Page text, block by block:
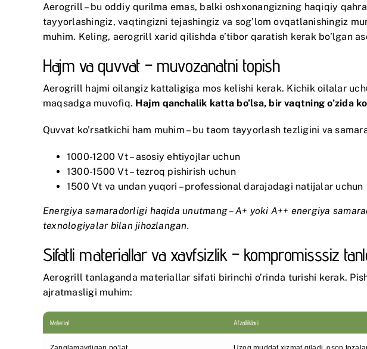
Aerogrill – bu oddiy qurilma emas, balki oshxonangizning haqiqiy
tayyorlashingiz, vaqtingizni tejashingiz va sog’lom ovqatlanishingiz
muhim. Keling, aerogrill xarid qilishda e’tibor qaratish kerak bo’lgan
Hajm va quvvat – muvozanatni topish
Aerogrill hajmi oilangiz kattaligiga mos kelishi kerak. Kichik oilalar
maqsadga muvofiq. Hajm qanchalik katta bo’lsa, bir vaqtning o’zida
Quvvat ko’rsatkichi ham muhim – bu taom tayyorlash tezligini va
1000-1200 Vt – asosiy ehtiyojlar uchun
1300-1500 Vt – tezroq pishirish uchun
1500 Vt va undan yuqori – professional darajadagi natijalar uchun
Energiya samaradorligi haqida unutmang – A+ yoki A++ energiya
texnologiyalar bilan jihozlangan.
Sifatli materiallar va xavfsizlik – kompromisssiz
Aerogrill tanlaganda materiallar sifati birinchi o’rinda turishi kerak.
ajratmasligi muhim:
Material Afzalliklari